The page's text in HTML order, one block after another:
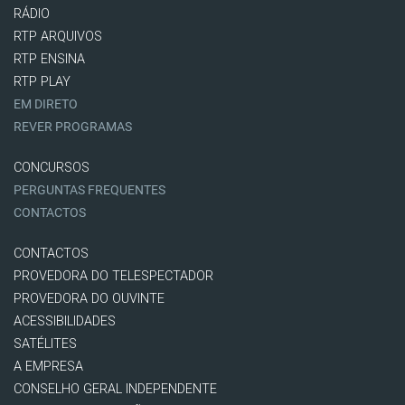
RÁDIO
RTP ARQUIVOS
RTP ENSINA
RTP PLAY
EM DIRETO
REVER PROGRAMAS
CONCURSOS
PERGUNTAS FREQUENTES
CONTACTOS
CONTACTOS
PROVEDORA DO TELESPECTADOR
PROVEDORA DO OUVINTE
ACESSIBILIDADES
SATÉLITES
A EMPRESA
CONSELHO GERAL INDEPENDENTE